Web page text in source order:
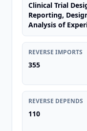
Clinical Trial
Reporting,
Analysis of
REVERSE IMPORTS
355
REVERSE DEPENDS
110